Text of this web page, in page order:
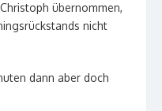
übernommen,
nicht
dann aber doch